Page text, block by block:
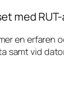
med
en erfaren
samt vid